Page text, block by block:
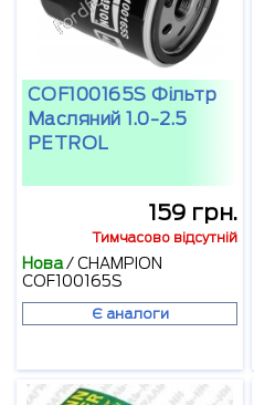
COF100165S Фільтр
Масляний 1.0-2.5
PETROL
159 грн.
Тимчасово відсутній
Нова/CHAMPION
COF100165S
Є аналоги